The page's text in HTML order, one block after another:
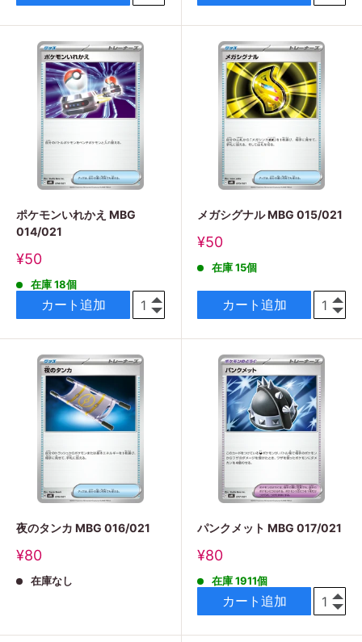
ポケモンいれかえ MBG
014/021
販
価
¥50
在庫 18個
カート追加
メガシグナル MBG 015/021
販
価
¥50
在庫 15個
カート追加
夜のタンカ MBG 016/021
販
価
¥80
在庫なし
パンクメット MBG 017/021
販
価
¥80
在庫 1911個
カート追加